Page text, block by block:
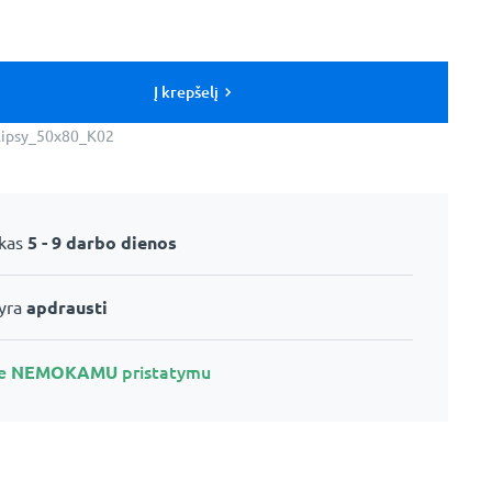
Į krepšelį
5 - 9 darbo dienos
apdrausti
NEMOKAMU pristatymu